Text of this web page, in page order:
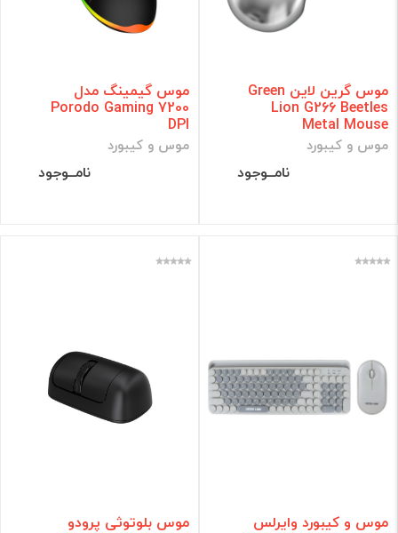
موس گرین لاین Green
Lion G266 Beetles
Metal Mouse
موس و کیبورد
نامــوجود
موس گیمینگ مدل
Porodo Gaming 7200
DPI
موس و کیبورد
نامــوجود
موس و کیبورد وایرلس موس بلوتوثی پرودو